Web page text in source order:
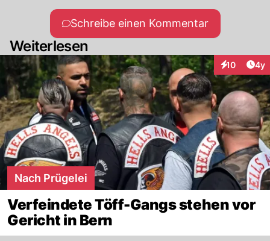
Schreibe einen Kommentar
Weiterlesen
10 4y
Nach Prügelei
Verfeindete Töff-Gangs stehen vor
Gericht in Bern